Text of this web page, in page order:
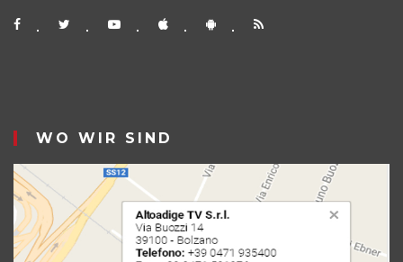
WO WIR SIND